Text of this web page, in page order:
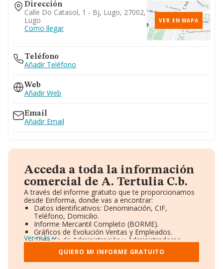
Dirección
Calle Do Catasol, 1 - Bj, Lugo, 27002,
Lugo
Como llegar
VER EN MAPA
Teléfono
Añadir Teléfono
Web
Añadir Web
Email
Añadir Email
Acceda a toda la información
comercial de A. Tertulia C.b.
A través del informe gratuito que te proporcionamos
desde Einforma, donde vas a encontrar:
Datos identificativos: Denominación, CIF,
Teléfono, Domicilio.
Informe Mercantil Completo (BORME).
Gráficos de Evolución Ventas y Empleados.
Consejo de Administración y Administradores.
Directivos y Ejecutivos.
Accionistas.
Participaciones y Vinculaciones en otras empresas.
Ver más
QUIERO MI INFORME GRATUITO